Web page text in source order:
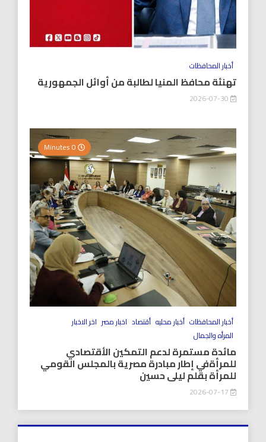
أخبار المحافظات
تهنئة محافظ المنيا لطالبة من أوائل الجمهورية
أخبار المحافظات أخبار محليه أقتصاد اخبار مصر اخر الاخبار
المرأه والجمال
مائدة مستمرة لدعم التمكين الأقتصادي
للمرأةفي إطار مبادرة مصرية بالمجلس القومي
للمرأة بقلم ليلى حسين